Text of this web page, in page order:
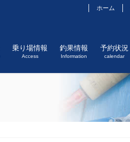
ホーム
乗り場情報
Access
釣果情報
Information
予約状況
calendar